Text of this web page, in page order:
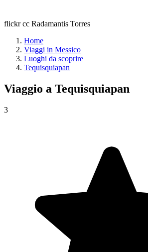
flickr cc Radamantis Torres
Home
Viaggi in Messico
Luoghi da scoprire
Tequisquiapan
Viaggio a Tequisquiapan
3